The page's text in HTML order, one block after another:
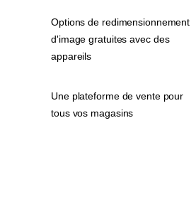
Options de redimensionnement
d'image gratuites avec des
appareils
Une plateforme de vente pour
tous vos magasins